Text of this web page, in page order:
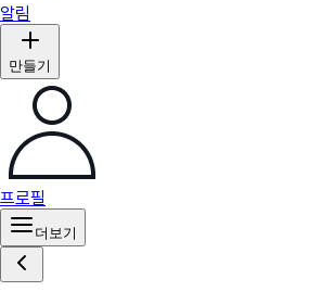
알림
만들기
프로필
더보기